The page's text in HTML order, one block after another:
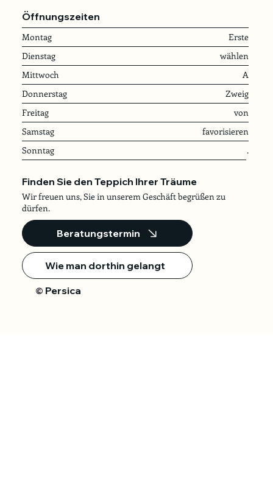
Öffnungszeiten
Montag
Erste
Dienstag
wählen
Mittwoch
A
Donnerstag
Zweig
Freitag
von
Samstag
favorisieren
Sonntag
.
Finden Sie den Teppich Ihrer Träume
Wir freuen uns, Sie in unserem Geschäft begrüßen zu
dürfen.
Beratungstermin
Wie man dorthin gelangt
© Persica